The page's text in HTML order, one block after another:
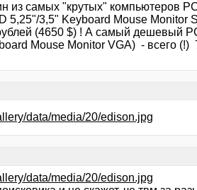
из самых "крутых" компьютеров
5,25"/3,5" Keyboard Mouse Monitor
(4650 $) ! А самый дешевый
Mouse Monitor VGA) - всего (!)
data/media/20/edison.jpg
data/media/20/edison.jpg